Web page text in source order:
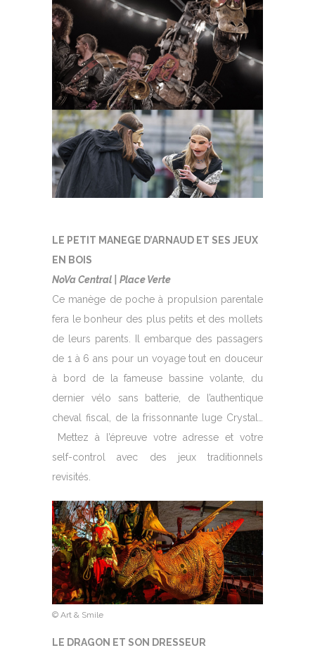
LE PETIT MANEGE D’ARNAUD ET SES JEUX
EN BOIS
NoVa Central | Place Verte
Ce manège de poche à propulsion parentale
fera le bonheur des plus petits et des mollets
de leurs parents. Il embarque des passagers
de 1 à 6 ans pour un voyage tout en douceur
à bord de la fameuse bassine volante, du
dernier vélo sans batterie, de l’authentique
cheval fiscal, de la frissonnante luge Crystal…
Mettez à l’épreuve votre adresse et votre
self-control avec des jeux traditionnels
revisités.
© Art & Smile
LE DRAGON ET SON DRESSEUR